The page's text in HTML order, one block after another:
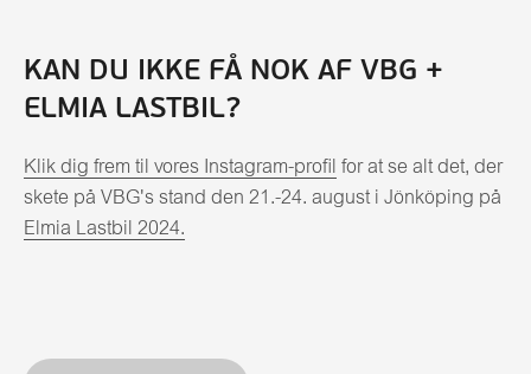
KAN DU IKKE FÅ NOK AF VBG +
ELMIA LASTBIL?
Klik dig frem til vores Instagram-profil for at se alt det, der
skete på VBG's stand den 21.-24. august i Jönköping på
Elmia Lastbil 2024.